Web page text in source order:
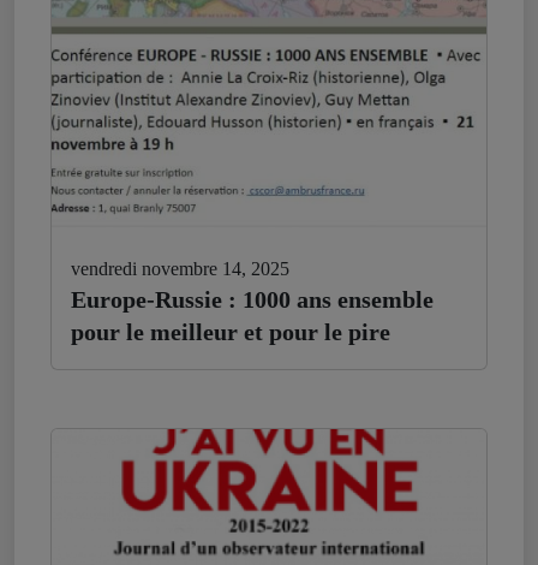
vendredi novembre 14, 2025
Europe-Russie : 1000 ans ensemble
pour le meilleur et pour le pire